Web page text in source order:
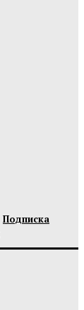
Подписка